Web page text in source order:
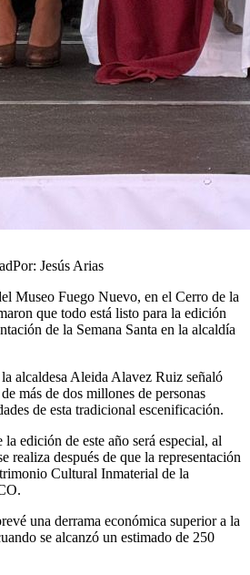
Por: Jesús Arias
Museo Fuego Nuevo, en el Cerro de la
que todo está listo para la edición
de la Semana Santa en la alcaldía
alcaldesa Aleida Alavez Ruiz señaló
más de dos millones de personas
de esta tradicional escenificación.
edición de este año será especial, al
realiza después de que la representación
Cultural Inmaterial de la
una derrama económica superior a la
se alcanzó un estimado de 250